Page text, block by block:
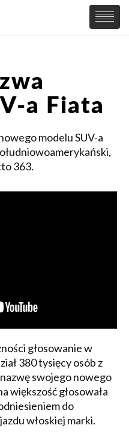
a Fiata
modelu SUV-a
363.
głosowanie w
380 tysięcy osób z
swojego nowego
większość głosowała
do
włoskiej marki.